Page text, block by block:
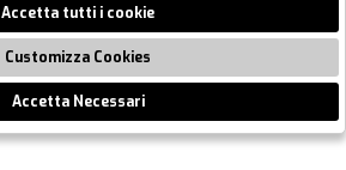
Powered by
Accetta tutti i cookie
Customizza Cookies
Accetta Necessari